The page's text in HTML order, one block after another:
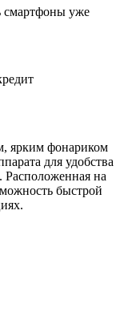
смартфоны уже
ярким фонариком
для удобства
Расположенная на
быстрой